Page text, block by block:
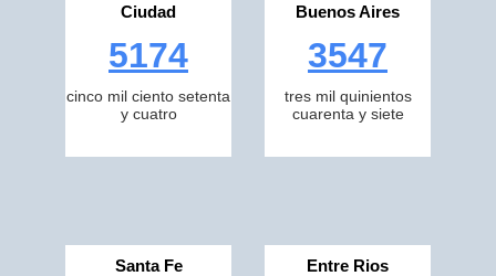
Ciudad
5174
cinco mil ciento setenta
y cuatro
Buenos Aires
3547
tres mil quinientos
cuarenta y siete
Santa Fe Entre Rios